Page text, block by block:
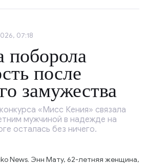
07:18
после
замужества
«Мисс Кения» связала
мужчиной в надежде на
осталась без ничего.
News. Энн Мату, 62-летняя женщина,